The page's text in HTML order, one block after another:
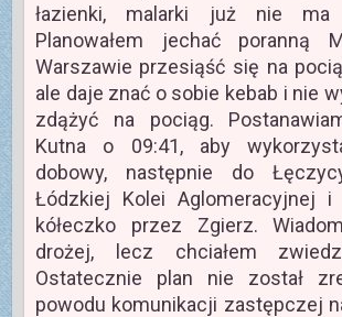
łazienki, malarki już nie
Planowałem jechać poranną
Warszawie przesiąść się na
ale daje znać o sobie kebab i nie
zdążyć na pociąg.
Kutna o 09:41, aby
dobowy, następnie do
Łódzkiej Kolei Aglomeracyjnej
kółeczko przez Zgierz.
drożej, lecz chciałem
Ostatecznie plan nie został
powodu komunikacji zastępczej